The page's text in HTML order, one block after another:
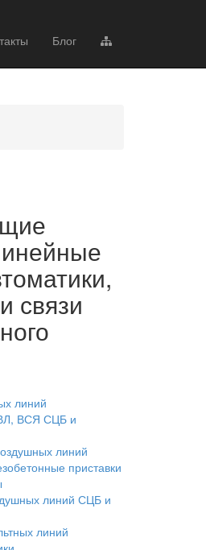
Блог
связи
линий
ВСЯ СЦБ и
линий
приставки
линий СЦБ и
линий